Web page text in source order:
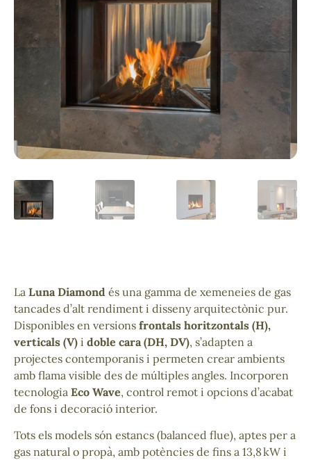
La Luna Diamond és una gamma de xemeneies de gas
tancades d’alt rendiment i disseny arquitectònic pur.
Disponibles en versions frontals horitzontals (H),
verticals (V) i doble cara (DH, DV), s’adapten a
projectes contemporanis i permeten crear ambients
amb flama visible des de múltiples angles. Incorporen
tecnologia Eco Wave, control remot i opcions d’acabat
de fons i decoració interior.
Tots els models són estancs (balanced flue), aptes per a
gas natural o propà, amb potències de fins a 13,8 kW i